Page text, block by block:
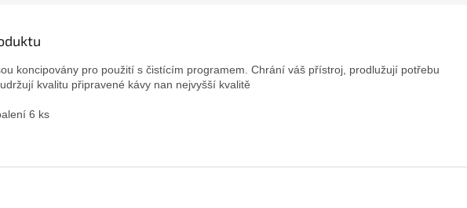
koncipovány pro použití s čistícím programem. Chrání váš přístroj, prodlužují potřebu
kvalitu připravené kávy nan nejvyšší kvalitě
6 ks